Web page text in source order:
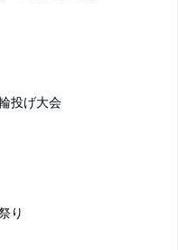
投げ大会
り